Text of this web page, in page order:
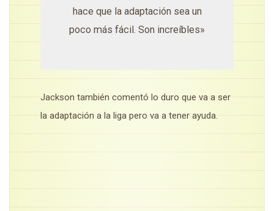
hace que la adaptación sea un
poco más fácil. Son increíbles»
Jackson también comentó lo duro que va a ser
la adaptación a la liga pero va a tener ayuda.